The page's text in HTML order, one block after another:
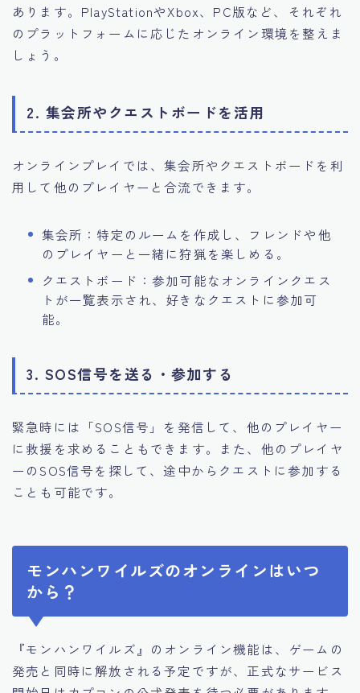
あります。PlayStationやXbox、PC版など、それぞれ
のプラットフォームに応じたオンライン環境を整えま
しょう。
2. 集会所やクエストボードを活用
オンラインプレイでは、集会所やクエストボードを利
用して他のプレイヤーと合流できます。
集会所：特定のルームを作成し、フレンドや他
のプレイヤーと一緒に狩猟を楽しめる。
クエストボード：参加可能なオンラインクエス
トが一覧表示され、好きなクエストに参加可
能。
3. SOS信号を送る・参加する
緊急時には「SOS信号」を発信して、他のプレイヤー
に救援を求めることもできます。また、他のプレイヤ
ーのSOS信号を探して、途中からクエストに参加する
ことも可能です。
モンハンワイルズのオンラインはいつ
から？
『モンハンワイルズ』のオンライン機能は、ゲームの
発売と同時に解放される予定ですが、正式なサービス